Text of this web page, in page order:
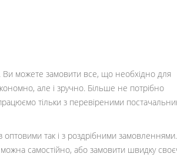
Ви можете замовити все, що необхідно для
але і зручно. Більше не потрібно
тільки з перевіреними
так і з роздрібними замовленнями.
самостійно, або замовити швидку